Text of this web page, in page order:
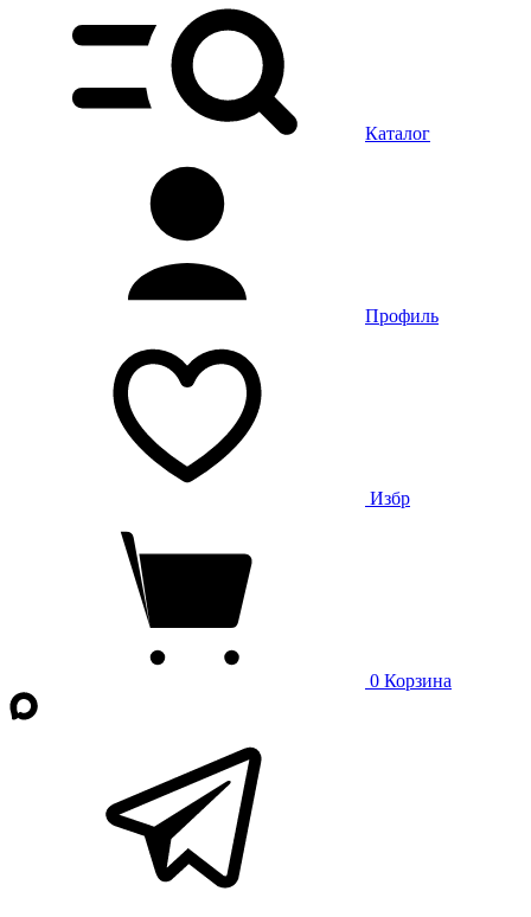
Каталог
Профиль
Избр
0 Корзина